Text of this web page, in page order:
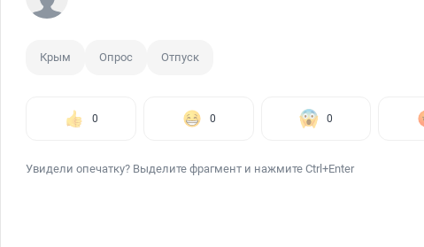
Крым Опрос Отпуск
0 0 0
Увидели опечатку? Выделите фрагмент и нажмите Ctrl+Enter